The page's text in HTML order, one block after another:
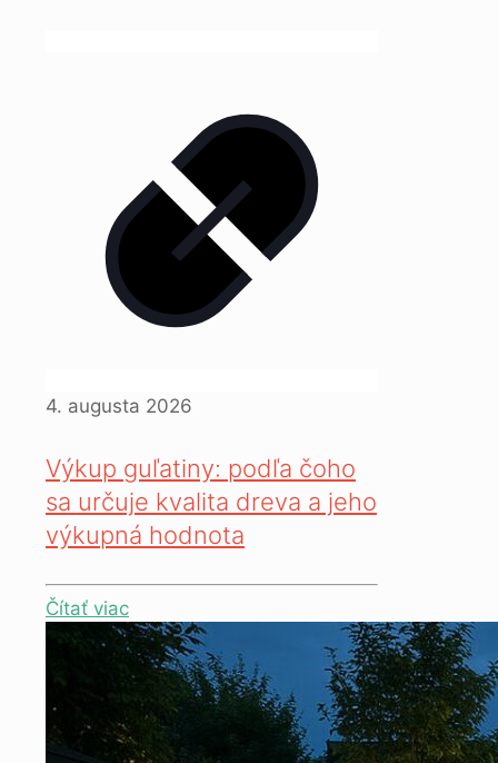
4. augusta 2026
Výkup guľatiny: podľa čoho
sa určuje kvalita dreva a jeho
výkupná hodnota
Čítať viac